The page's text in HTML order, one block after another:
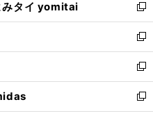
で
開
く
ド
ウ
で
開
く
ィ
ン
ド
ウ
で
開
く
い
ウ
ィ
ン
ド
ウ
で
開
みタイ yomitai
新
し
い
ウ
ィ
ン
ド
ウ
新
し
い
ウ
ィ
ン
新
し
い
ウ
新
し